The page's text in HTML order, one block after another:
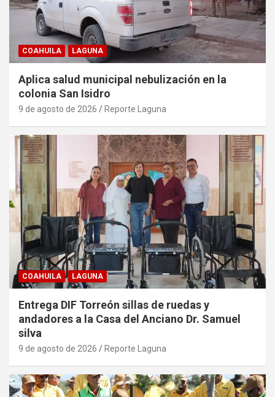
COAHUILA LAGUNA
Aplica salud municipal nebulización en la
colonia San Isidro
9 de agosto de 2026 Reporte Laguna
COAHUILA LAGUNA
Entrega DIF Torreón sillas de ruedas y
andadores a la Casa del Anciano Dr. Samuel
silva
9 de agosto de 2026 Reporte Laguna